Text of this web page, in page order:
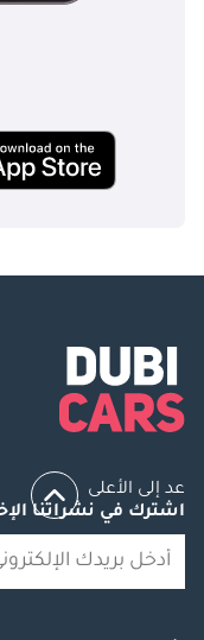
عد إلى الأعلى
اشترك في نشراتنا